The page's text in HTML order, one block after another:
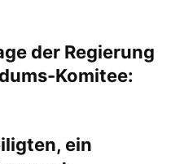
der Regierung
Komitee:
ein